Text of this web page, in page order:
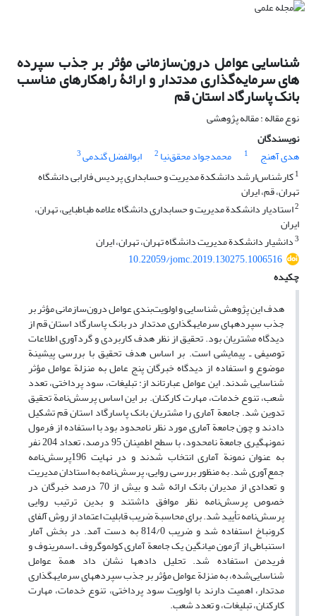
شناسایی عوامل درون‌سازمانی مؤثر بر جذب سپرده‏
های سرمایه‌گذاری مدت‏دار و ارائۀ راهکارهای مناسب
بانک پاسارگاد استان قم
نوع مقاله : مقاله پژوهشی
نویسندگان
هدی آهنج
1 محمدجواد محقق‌نیا 2 ابوالفضل گندمی3
1کارشناس‌ارشد دانشکدة مدیریت و حسابداری پردیس فارابی دانشگاه
تهران، قم، ایران
2استادیار دانشکدة مدیریت و حسابداری دانشگاه علامه طباطبایی، تهران،
ایران
3دانشیار دانشکدة مدیریت دانشگاه تهران، تهران، ایران
10.22059/jomc.2019.130275.1006516
چکیده
هدف این پژوهش شناسایی و اولویت‌بندی عوامل درون‌سازمانی مؤثر بر
جذب سپردههای سرمایهگذاری مدتدار در بانک پاسارگاد استان قم از
دیدگاه مشتریان بود. تحقیق از نظر هدف کاربردی و گردآوری اطلاعات
توصیفی ـ پیمایشی است. بر اساس هدف تحقیق با بررسی پیشینة
موضوع و استفاده از دیدگاه خبرگان پنج عامل به منزلة عوامل مؤثر
شناسایی شدند. این عوامل عبارتاند از: تبلیغات، سود پرداختی، تعدد
شعب، تنوع خدمات، مهارت کارکنان. بر این اساس پرسش‌نامة تحقیق
تدوین شد. جامعة آماری را مشتریان بانک پاسارگاد استان قم تشکیل
دادند و چون جامعة آماری مورد نظر نامحدود بود با استفاده از فرمول
نمونه گیری جامعة نامحدود، با سطح اطمینان 95 درصد، تعداد 204 نفر
به عنوان نمونة آماری انتخاب شدند و در نهایت 196پرسش‌نامه
جمع‌آوری شد. به منظور بررسی روایی، پرسش‌نامه به استادان مدیریت
و تعدادی از مدیران بانک ارائه شد و بیش از 70 درصد خبرگان در
خصوص پرسش‌نامه نظر موافق داشتند و بدین ترتیب روایی
پرسش‌نامه تأیید شد. برای محاسبة ضریب قابلیت اعتماد از روش آلفای
کرونباخ استفاده شد و ضریب 814/0 به دست آمد. در بخش آمار
استنباطی از آزمون میانگین یک جامعة آماری کولموگروف ـاسمرینوف و
فریدمن استفاده شد. تحلیل دادهها نشان داد همة عوامل
شناسایی‌شده، به منزلة عوامل مؤثر بر جذب سپردههای سرمایهگذاری
مدتدار، اهمیت دارند با اولویت سود پرداختی، تنوع خدمات، مهارت
کارکنان، تبلیغات، و تعدد شعب.